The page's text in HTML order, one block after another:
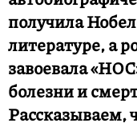
получила
литературе, а
завоевала
болезни и
Рассказываем,